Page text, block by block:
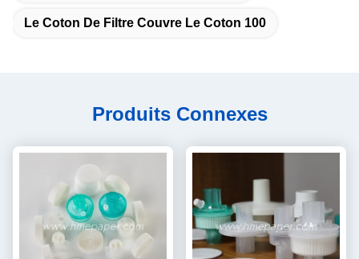
Le Coton De Filtre Couvre Le Coton 100
Produits Connexes